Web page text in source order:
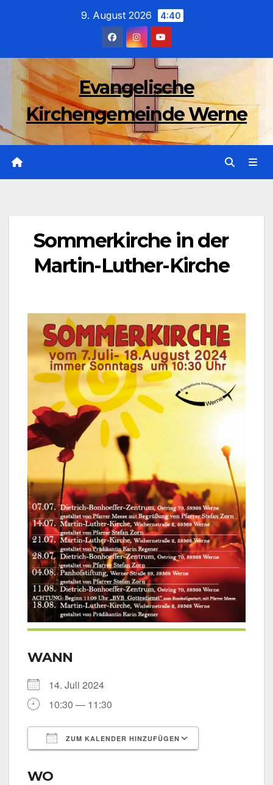
9. August 2026 4:40
Evangelische
Kirchengemeinde Werne
Sommerkirche in der
Martin-Luther-Kirche
WANN
14. Juli 2024
10:30 — 11:30
ZUM KALENDER HINZUFÜGEN
WO